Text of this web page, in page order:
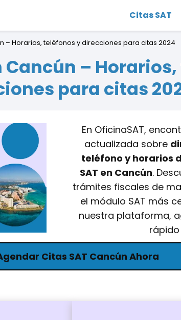
Citas SAT
– Horarios, teléfonos y direcciones para citas 2024
Cancún –
para citas
En OficinaSAT,
actualizada sobre
teléfono y horarios
SAT en Cancún.
trámites fiscales de
el módulo SAT más
nuestra plataforma,
rápido
Citas SAT Cancún Ahora